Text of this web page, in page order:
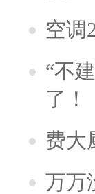
空调
“不
了！
费大
万万